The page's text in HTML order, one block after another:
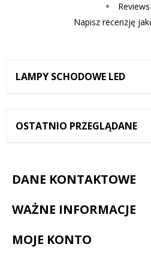
Napisz recenzję
LAMPY SCHODOWE LED
OSTATNIO PRZEGLĄDANE
DANE KONTAKTOWE
WAŻNE INFORMACJE
MOJE KONTO